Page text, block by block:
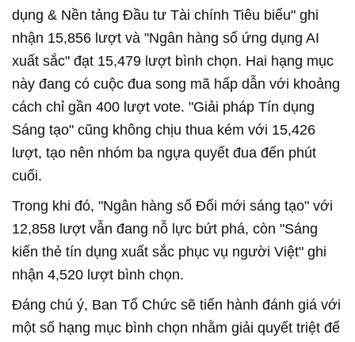
dụng & Nền tảng Đầu tư Tài chính Tiêu biểu" ghi
nhận 15,856 lượt và "Ngân hàng số ứng dụng AI
xuất sắc" đạt 15,479 lượt bình chọn. Hai hạng mục
này đang có cuộc đua song mã hấp dẫn với khoảng
cách chỉ gần 400 lượt vote. "Giải pháp Tín dụng
Sáng tạo" cũng không chịu thua kém với 15,426
lượt, tạo nên nhóm ba ngựa quyết đua đến phút
cuối.
Trong khi đó, "Ngân hàng số Đổi mới sáng tạo" với
12,858 lượt vẫn đang nỗ lực bứt phá, còn "Sáng
kiến thẻ tín dụng xuất sắc phục vụ người Việt" ghi
nhận 4,520 lượt bình chọn.
Đáng chú ý, Ban Tổ Chức sẽ tiến hành đánh giá với
một số hạng mục bình chọn nhằm giải quyết triệt để